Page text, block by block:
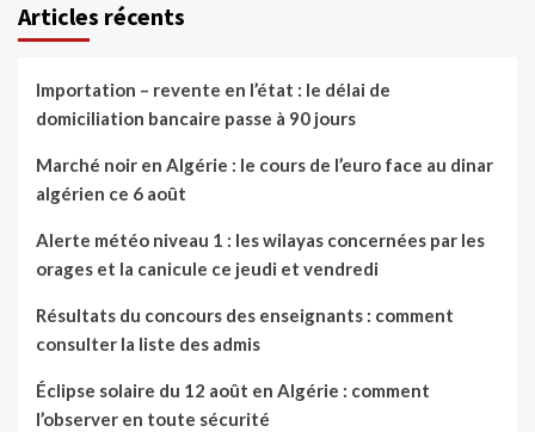
Articles récents
Importation – revente en l’état : le délai de
domiciliation bancaire passe à 90 jours
Marché noir en Algérie : le cours de l’euro face au dinar
algérien ce 6 août
Alerte météo niveau 1 : les wilayas concernées par les
orages et la canicule ce jeudi et vendredi
Résultats du concours des enseignants : comment
consulter la liste des admis
Éclipse solaire du 12 août en Algérie : comment
l’observer en toute sécurité